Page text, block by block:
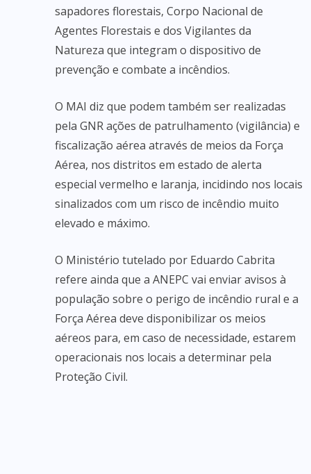
sapadores florestais, Corpo Nacional de
Agentes Florestais e dos Vigilantes da
Natureza que integram o dispositivo de
prevenção e combate a incêndios.
O MAI diz que podem também ser realizadas
pela GNR ações de patrulhamento (vigilância) e
fiscalização aérea através de meios da Força
Aérea, nos distritos em estado de alerta
especial vermelho e laranja, incidindo nos locais
sinalizados com um risco de incêndio muito
elevado e máximo.
O Ministério tutelado por Eduardo Cabrita
refere ainda que a ANEPC vai enviar avisos à
população sobre o perigo de incêndio rural e a
Força Aérea deve disponibilizar os meios
aéreos para, em caso de necessidade, estarem
operacionais nos locais a determinar pela
Proteção Civil.